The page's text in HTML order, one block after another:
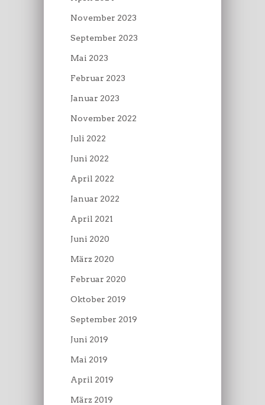
November 2023
September 2023
Mai 2023
Februar 2023
Januar 2023
November 2022
Juli 2022
Juni 2022
April 2022
Januar 2022
April 2021
Juni 2020
März 2020
Februar 2020
Oktober 2019
September 2019
Juni 2019
Mai 2019
April 2019
März 2019